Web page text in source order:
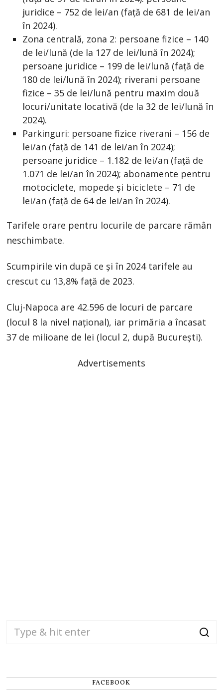
juridice – 752 de lei/an (față de 681 de lei/an
în 2024).
Zona centrală, zona 2: persoane fizice – 140
de lei/lună (de la 127 de lei/lună în 2024);
persoane juridice – 199 de lei/lună (față de
180 de lei/lună în 2024); riverani persoane
fizice – 35 de lei/lună pentru maxim două
locuri/unitate locativă (de la 32 de lei/lună în
2024).
Parkinguri: persoane fizice riverani – 156 de
lei/an (față de 141 de lei/an în 2024);
persoane juridice – 1.182 de lei/an (față de
1.071 de lei/an în 2024); abonamente pentru
motociclete, mopede și biciclete – 71 de
lei/an (față de 64 de lei/an în 2024).
Tarifele orare pentru locurile de parcare rămân
neschimbate.
Scumpirile vin după ce și în 2024 tarifele au
crescut cu 13,8% față de 2023.
Cluj-Napoca are 42.596 de locuri de parcare
(locul 8 la nivel național), iar primăria a încasat
37 de milioane de lei (locul 2, după București).
Advertisements
FACEBOOK